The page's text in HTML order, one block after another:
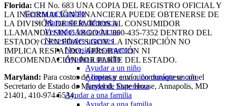
Genera un Cambio
Marcando la diferencia
Ver todos los productos
Necesidades urgentes
Necesidades urgentes
Ayudar a un niño
Ayudar a un niño
Alimentar a un niño durante un año
Ángel de Esperanza
Ayudar a una familia
Ayudar a una familia
Florida: CH No. 683 UNA COPIA DEL REGISTRO OFICIAL Y
LA INFORMACIÓN FINANCIERA PUEDE OBTENERSE DE
LA DIVISIÓN DE SERVICIOS AL CONSUMIDOR
LLAMANDO SIN CARGO AL 800-435-7352 DENTRO DEL
ESTADO, O EN FDACS.GOV. LA INSCRIPCIÓN NO
IMPLICA RESPALDO, APROBACIÓN NI
RECOMENDACIÓN POR PARTE DEL ESTADO.
Maryland: Para costos de copias y envío, comuníquese con el
Secretario de Estado de Maryland, State House, Annapolis, MD
21401, 410-974-5534.